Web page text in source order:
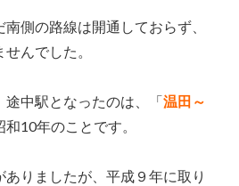
側の路線は開通しておらず、
んでした。
途中駅となったのは、「温田～
和10年のことです。
りましたが、平成９年に取り